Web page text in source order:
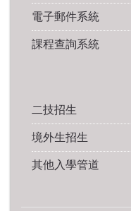
電子郵件系統
課程查詢系統
二技招生
境外生招生
其他入學管道